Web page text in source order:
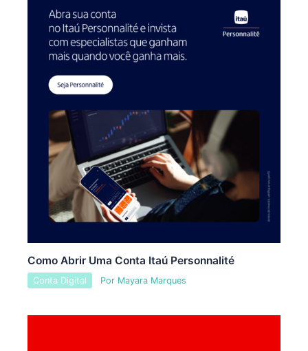
Como Abrir Uma Conta Itaú Personnalité
Conta Digital Por Mayara Marques